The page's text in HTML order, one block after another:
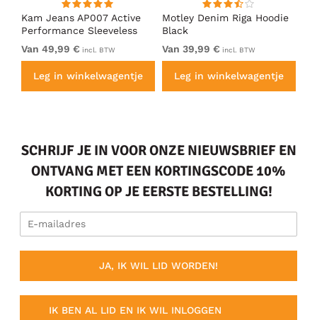
Kam Jeans AP007 Active
Performance Sleeveless
Hoody Grey
Van 49,99 € incl. BTW
Leg in winkelwagentje
Motley Denim Riga Hoodie
Black
Van 39,99 € incl. BTW
Leg in winkelwagentje
SCHRIJF JE IN VOOR ONZE NIEUWSBRIEF EN
ONTVANG MET EEN KORTINGSCODE 10%
KORTING OP JE EERSTE BESTELLING!
JA, IK WIL LID WORDEN!
IK BEN AL LID EN IK WIL INLOGGEN